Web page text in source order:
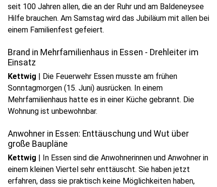
seit 100 Jahren allen, die an der Ruhr und am Baldeneysee
Hilfe brauchen. Am Samstag wird das Jubiläum mit allen bei
einem Familienfest gefeiert.
Brand in Mehrfamilienhaus in Essen - Drehleiter im
Einsatz
Kettwig | Die Feuerwehr Essen musste am frühen
Sonntagmorgen (15. Juni) ausrücken. In einem
Mehrfamilienhaus hatte es in einer Küche gebrannt. Die
Wohnung ist unbewohnbar.
Anwohner in Essen: Enttäuschung und Wut über
große Baupläne
Kettwig | In Essen sind die Anwohnerinnen und Anwohner in
einem kleinen Viertel sehr enttäuscht. Sie haben jetzt
erfahren, dass sie praktisch keine Möglichkeiten haben,